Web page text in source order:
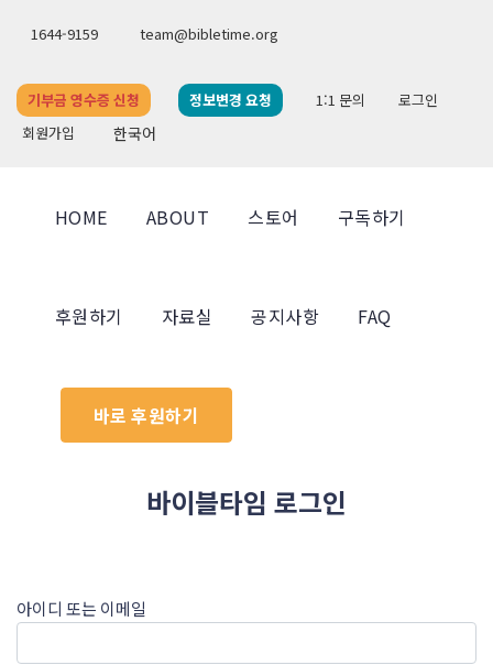
1644-9159 team@bibletime.org
기부금 영수증 신청 정보변경 요청 1:1 문의
로그인
회원가입
한국어
HOME ABOUT 스토어 구독하기
후원하기 자료실 공지사항 FAQ
바로 후원하기
바이블타임 로그인
아이디 또는 이메일